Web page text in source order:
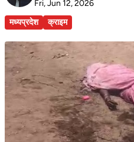
Fri, Jun 12, 2026
मध्यप्रदेश
क्राइम